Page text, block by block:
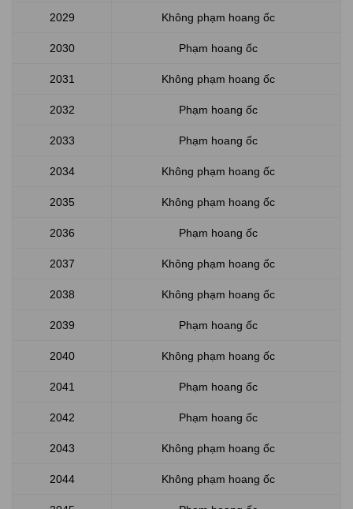
2029 Không phạm hoang ốc
2030 Phạm hoang ốc
2031 Không phạm hoang ốc
2032 Phạm hoang ốc
2033 Phạm hoang ốc
2034 Không phạm hoang ốc
2035 Không phạm hoang ốc
2036 Phạm hoang ốc
2037 Không phạm hoang ốc
2038 Không phạm hoang ốc
2039 Phạm hoang ốc
2040 Không phạm hoang ốc
2041 Phạm hoang ốc
2042 Phạm hoang ốc
2043 Không phạm hoang ốc
2044 Không phạm hoang ốc